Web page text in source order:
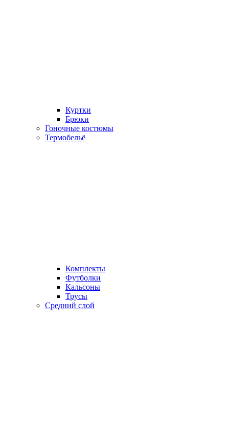
Куртки
Брюки
Гоночные костюмы
Термобельё
Комплекты
Футболки
Кальсоны
Трусы
Средний слой